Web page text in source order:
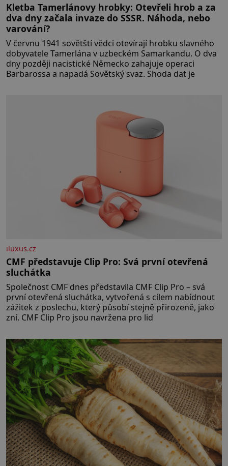
Kletba Tamerlánovy hrobky: Otevřeli hrob a za
dva dny začala invaze do SSSR. Náhoda, nebo
varování?
V červnu 1941 sovětští vědci otevírají hrobku slavného
dobyvatele Tamerlána v uzbeckém Samarkandu. O dva
dny později nacistické Německo zahajuje operaci
Barbarossa a napadá Sovětský svaz. Shoda dat je
iluxus.cz
CMF představuje Clip Pro: Svá první otevřená
sluchátka
Společnost CMF dnes představila CMF Clip Pro – svá
první otevřená sluchátka, vytvořená s cílem nabídnout
zážitek z poslechu, který působí stejně přirozeně, jako
zní. CMF Clip Pro jsou navržena pro lid